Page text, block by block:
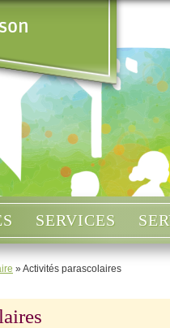
SERVICES
» Activités parascolaires